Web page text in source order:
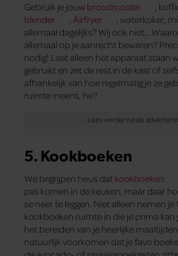
Gebruik je jouw broodrooster
,
blender
, Airfryer , waterkoker,
allemaal dagelijks? Wij ook niet…
allemaal op je aanrecht bewaren?
nodig! Laat alleen het apparaat staan
gebruikt en zet de rest in de kast of
afhankelijk van hoe regelmatig je ze
ruimte ineens, he?
5. Kookboeken
We begrijpen heus dat kookboeken
pas komen in de keuken, maar daar
se neer te leggen. Niet alleen nemen
kookboeken ruimte in die je prima kan
het bereiden van je heerlijke
natuurlijk voorkomen dat je favo